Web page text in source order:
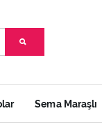
Sema Maraşlı